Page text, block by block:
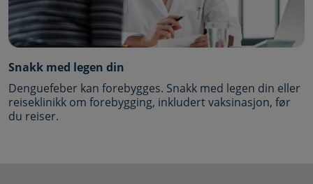
Snakk med legen din
Denguefeber kan forebygges. Snakk med legen din eller
reiseklinikk om forebygging, inkludert vaksinasjon, før
du reiser.